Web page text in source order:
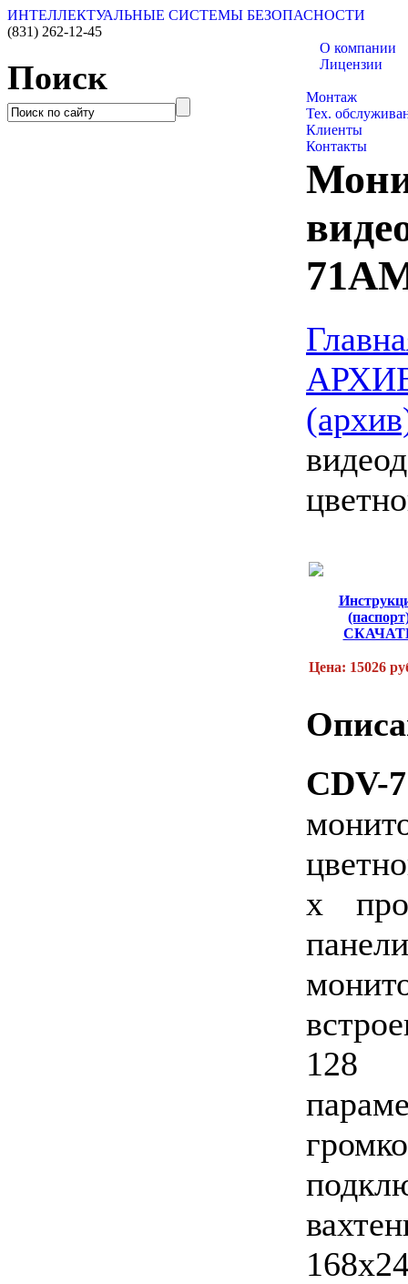
ИНТЕЛЛЕКТУАЛЬНЫЕ СИСТЕМЫ БЕЗОПАСНОСТИ
(831) 262-12-45
Поиск
О компании
Лицензии
Монтаж
Тех.
Клиенты
Контакты
Цена: 15026
CDV-
х
128